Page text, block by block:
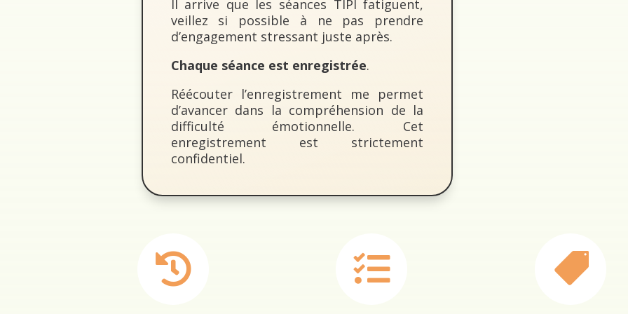
Il arrive que les séances TIPI fatiguent,
veillez si possible à ne pas prendre
d’engagement stressant juste après.
Chaque séance est enregistrée.
Réécouter l’enregistrement me permet
d’avancer dans la compréhension de la
difficulté émotionnelle. Cet
enregistrement est strictement
confidentiel.
  